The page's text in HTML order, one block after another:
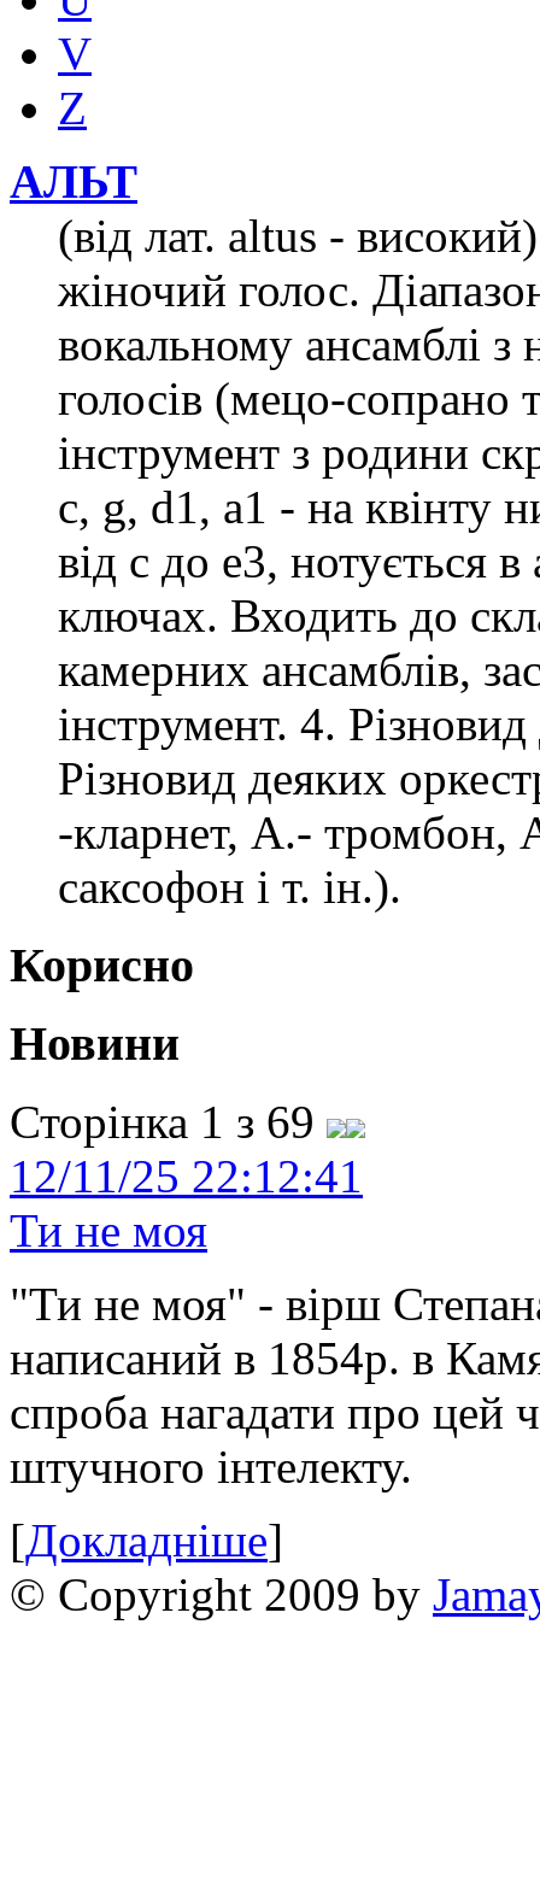
V
Z
АЛЬТ
(від лат. altus -
жіночий голос.
вокальному ансамблі
голосів (мецо-сопрано
інструмент з родини
c, g, d1, a1 - на квінту
від c до e3, нотується
ключах. Входить до
камерних ансамблів,
інструмент. 4.
Різновид деяких
-кларнет, А.- тромбон,
саксофон і т. ін.).
Корисно
Новини
Сторінка 1 з 69
12/11/25 22:12:41
Ти не моя
"Ти не моя" - вірш
написаний в 1854р. в
спроба нагадати про цей
штучного інтелекту.
[Докладніше]
© Copyright 2009 by